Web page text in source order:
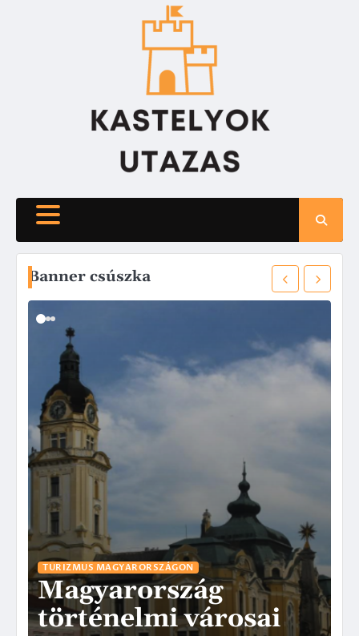
Banner csúszka
TURIZMUS MAGYARORSZÁGON
Magyarország
történelmi városai